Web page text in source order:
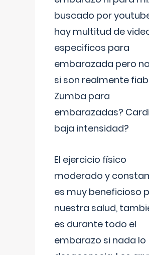
buscado por
hay multitud de
especificos para
embarazada pero
si son realmente
Zumba para
embarazadas?
baja intensidad?
El ejercicio físico
moderado y
es muy beneficioso
nuestra salud,
es durante todo el
embarazo si nada lo